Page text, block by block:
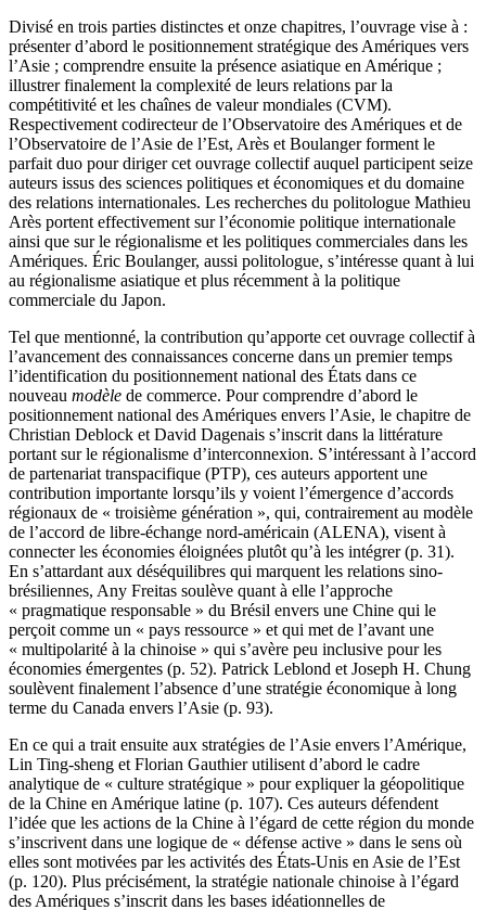
Divisé en trois parties distinctes et onze chapitres, l’ouvrage vise à :
présenter d’abord le positionnement stratégique des Amériques vers
l’Asie ; comprendre ensuite la présence asiatique en Amérique ;
illustrer finalement la complexité de leurs relations par la
compétitivité et les chaînes de valeur mondiales (CVM).
Respectivement codirecteur de l’Observatoire des Amériques et de
l’Observatoire de l’Asie de l’Est, Arès et Boulanger forment le
parfait duo pour diriger cet ouvrage collectif auquel participent seize
auteurs issus des sciences politiques et économiques et du domaine
des relations internationales. Les recherches du politologue Mathieu
Arès portent effectivement sur l’économie politique internationale
ainsi que sur le régionalisme et les politiques commerciales dans les
Amériques. Éric Boulanger, aussi politologue, s’intéresse quant à lui
au régionalisme asiatique et plus récemment à la politique
commerciale du Japon.
Tel que mentionné, la contribution qu’apporte cet ouvrage collectif à
l’avancement des connaissances concerne dans un premier temps
l’identification du positionnement national des États dans ce
nouveau modèle de commerce. Pour comprendre d’abord le
positionnement national des Amériques envers l’Asie, le chapitre de
Christian Deblock et David Dagenais s’inscrit dans la littérature
portant sur le régionalisme d’interconnexion. S’intéressant à l’accord
de partenariat transpacifique (PTP), ces auteurs apportent une
contribution importante lorsqu’ils y voient l’émergence d’accords
régionaux de « troisième génération », qui, contrairement au modèle
de l’accord de libre-échange nord-américain (ALENA), visent à
connecter les économies éloignées plutôt qu’à les intégrer (p. 31).
En s’attardant aux déséquilibres qui marquent les relations sino-
brésiliennes, Any Freitas soulève quant à elle l’approche
« pragmatique responsable » du Brésil envers une Chine qui le
perçoit comme un « pays ressource » et qui met de l’avant une
« multipolarité à la chinoise » qui s’avère peu inclusive pour les
économies émergentes (p. 52). Patrick Leblond et Joseph H. Chung
soulèvent finalement l’absence d’une stratégie économique à long
terme du Canada envers l’Asie (p. 93).
En ce qui a trait ensuite aux stratégies de l’Asie envers l’Amérique,
Lin Ting-sheng et Florian Gauthier utilisent d’abord le cadre
analytique de « culture stratégique » pour expliquer la géopolitique
de la Chine en Amérique latine (p. 107). Ces auteurs défendent
l’idée que les actions de la Chine à l’égard de cette région du monde
s’inscrivent dans une logique de « défense active » dans le sens où
elles sont motivées par les activités des États-Unis en Asie de l’Est
(p. 120). Plus précisément, la stratégie nationale chinoise à l’égard
des Amériques s’inscrit dans les bases idéationnelles de